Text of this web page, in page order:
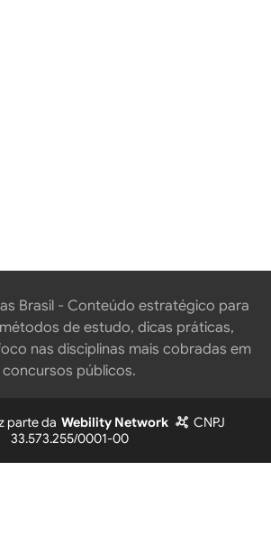
Brasil- Conteúdo estratégico para
de estudo, dicas práticas,
nas disciplinas mais cobradas em
concursos públicos.
parte da Webility Network
CNPJ
33.573.255/0001-00